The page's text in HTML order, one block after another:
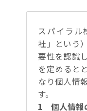
スパイラル
社」という
要性を認識
を定めると
なり個人情
す。
1 個人情報